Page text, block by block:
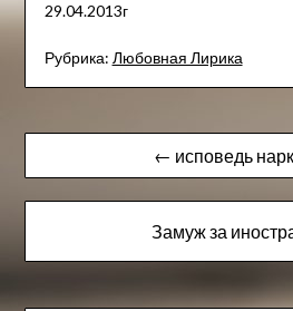
29.04.2013г
Рубрика: Любовная Лирика
Навигация
по
← исповедь
Замуж за